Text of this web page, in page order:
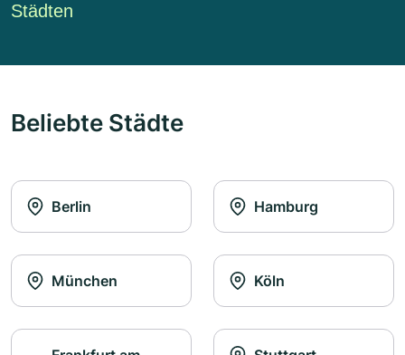
Städten
Beliebte Städte
Berlin Hamburg
München Köln